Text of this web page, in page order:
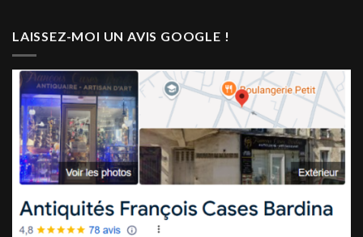
LAISSEZ-MOI UN AVIS GOOGLE !